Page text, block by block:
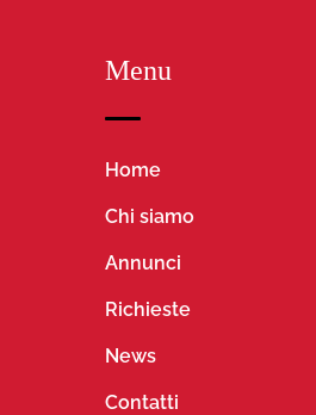
Menu
Home
Chi siamo
Annunci
Richieste
News
Contatti